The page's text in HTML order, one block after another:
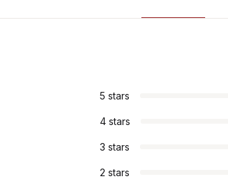
5 stars
4 stars
3 stars
2 stars